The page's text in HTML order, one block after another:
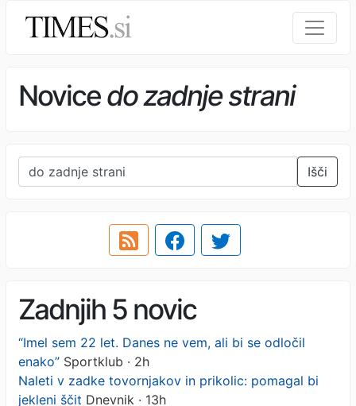
Novicedo zadnje strani
Išči
Zadnjih 5 novic
“Imel sem 22 let. Danes ne vem, ali bi se odločil
enako” Sportklub · 2h
Naleti v zadke tovornjakov in prikolic: pomagal bi
jekleni ščit Dnevnik · 13h